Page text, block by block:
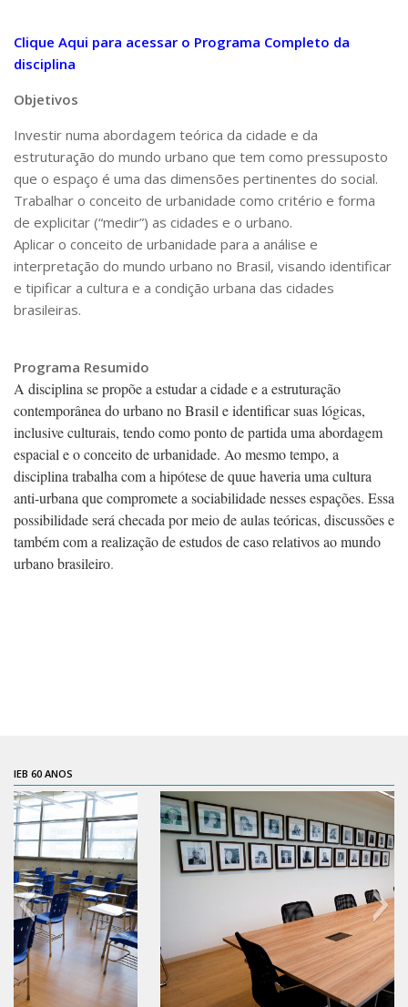
Cursos
Comissões
CAAF
CaC
CD
CDH
CEQUALI
Acadêmico
Serviço de Apoio ao Ensino
Concurso Docente
Representação Discente
Licitações e Contratos
Abertas
Transparência
Acervo
Arquivo
Sobre
Catálogo on-line
Consulta/Normas
Ações e Parcerias
Eventos
Clique Aqui para acessar o Programa Completo da
disciplina
Objetivos
Investir numa abordagem teórica da cidade e da
estruturação do mundo urbano que tem como pressuposto
que o espaço é uma das dimensões pertinentes do social.
Trabalhar o conceito de urbanidade como critério e forma
de explicitar (“medir”) as cidades e o urbano.
Aplicar o conceito de urbanidade para a análise e
interpretação do mundo urbano no Brasil, visando identificar
e tipificar a cultura e a condição urbana das cidades
brasileiras.
Programa Resumido
A disciplina se propõe a estudar a cidade e a estruturação
contemporânea do urbano no Brasil e identificar suas lógicas,
inclusive culturais, tendo como ponto de partida uma abordagem
espacial e o conceito de urbanidade. Ao mesmo tempo, a
disciplina trabalha com a hipótese de quue haveria uma cultura
anti-urbana que compromete a sociabilidade nesses espações. Essa
possibilidade será checada por meio de aulas teóricas, discussões e
também com a realização de estudos de caso relativos ao mundo
urbano brasileiro.
IEB 60 ANOS